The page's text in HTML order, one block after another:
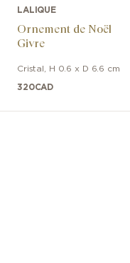
LALIQUE
Ornement de Noël
Givre
Cristal H 0.6 x D 6.6 cm
320CAD